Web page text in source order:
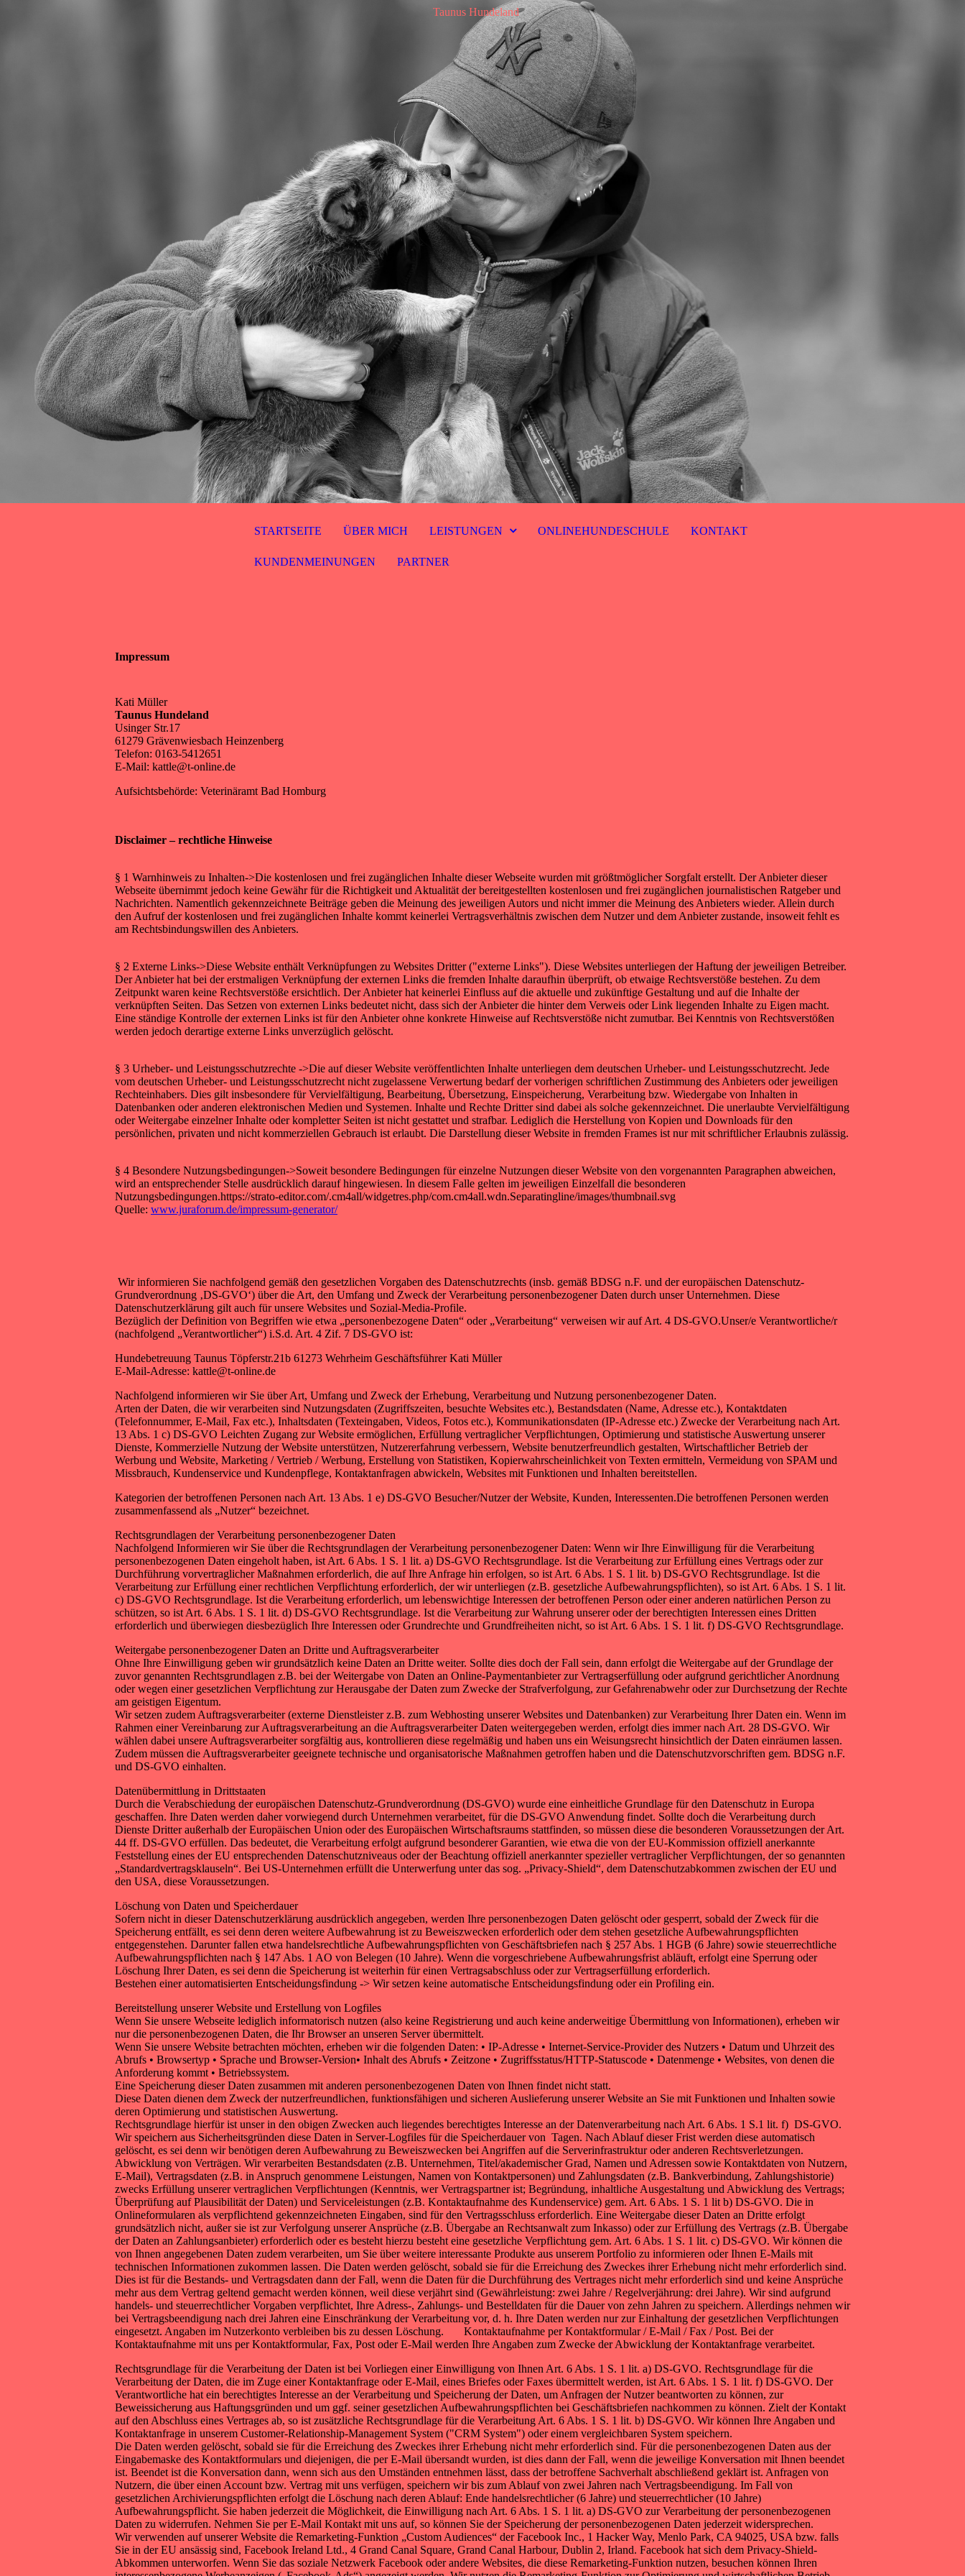
Taunus Hundeland
STARTSEITE ÜBER MICH LEISTUNGEN ONLINEHUNDESCHULE KONTAKT
KUNDENMEINUNGEN PARTNER
Impressum
Kati Müller
Taunus Hundeland
Usinger Str.17
61279 Grävenwiesbach Heinzenberg
Telefon: 0163-5412651
E-Mail: kattle@t-online.de
Aufsichtsbehörde: Veterinäramt Bad Homburg
Disclaimer – rechtliche Hinweise
§ 1 Warnhinweis zu Inhalten->Die kostenlosen und frei zugänglichen Inhalte dieser Webseite wurden mit größtmöglicher Sorgfalt erstellt. Der Anbieter dieser
Webseite übernimmt jedoch keine Gewähr für die Richtigkeit und Aktualität der bereitgestellten kostenlosen und frei zugänglichen journalistischen Ratgeber und
Nachrichten. Namentlich gekennzeichnete Beiträge geben die Meinung des jeweiligen Autors und nicht immer die Meinung des Anbieters wieder. Allein durch
den Aufruf der kostenlosen und frei zugänglichen Inhalte kommt keinerlei Vertragsverhältnis zwischen dem Nutzer und dem Anbieter zustande, insoweit fehlt es
am Rechtsbindungswillen des Anbieters.
§ 2 Externe Links->Diese Website enthält Verknüpfungen zu Websites Dritter ("externe Links"). Diese Websites unterliegen der Haftung der jeweiligen Betreiber.
Der Anbieter hat bei der erstmaligen Verknüpfung der externen Links die fremden Inhalte daraufhin überprüft, ob etwaige Rechtsverstöße bestehen. Zu dem
Zeitpunkt waren keine Rechtsverstöße ersichtlich. Der Anbieter hat keinerlei Einfluss auf die aktuelle und zukünftige Gestaltung und auf die Inhalte der
verknüpften Seiten. Das Setzen von externen Links bedeutet nicht, dass sich der Anbieter die hinter dem Verweis oder Link liegenden Inhalte zu Eigen macht.
Eine ständige Kontrolle der externen Links ist für den Anbieter ohne konkrete Hinweise auf Rechtsverstöße nicht zumutbar. Bei Kenntnis von Rechtsverstößen
werden jedoch derartige externe Links unverzüglich gelöscht.
§ 3 Urheber- und Leistungsschutzrechte ->Die auf dieser Website veröffentlichten Inhalte unterliegen dem deutschen Urheber- und Leistungsschutzrecht. Jede
vom deutschen Urheber- und Leistungsschutzrecht nicht zugelassene Verwertung bedarf der vorherigen schriftlichen Zustimmung des Anbieters oder jeweiligen
Rechteinhabers. Dies gilt insbesondere für Vervielfältigung, Bearbeitung, Übersetzung, Einspeicherung, Verarbeitung bzw. Wiedergabe von Inhalten in
Datenbanken oder anderen elektronischen Medien und Systemen. Inhalte und Rechte Dritter sind dabei als solche gekennzeichnet. Die unerlaubte Vervielfältigung
oder Weitergabe einzelner Inhalte oder kompletter Seiten ist nicht gestattet und strafbar. Lediglich die Herstellung von Kopien und Downloads für den
persönlichen, privaten und nicht kommerziellen Gebrauch ist erlaubt. Die Darstellung dieser Website in fremden Frames ist nur mit schriftlicher Erlaubnis zulässig.
§ 4 Besondere Nutzungsbedingungen->Soweit besondere Bedingungen für einzelne Nutzungen dieser Website von den vorgenannten Paragraphen abweichen,
wird an entsprechender Stelle ausdrücklich darauf hingewiesen. In diesem Falle gelten im jeweiligen Einzelfall die besonderen
Nutzungsbedingungen.https://strato-editor.com/.cm4all/widgetres.php/com.cm4all.wdn.Separatingline/images/thumbnail.svg
Quelle: www.juraforum.de/impressum-generator/
Wir informieren Sie nachfolgend gemäß den gesetzlichen Vorgaben des Datenschutzrechts (insb. gemäß BDSG n.F. und der europäischen Datenschutz-
Grundverordnung ‚DS-GVO‘) über die Art, den Umfang und Zweck der Verarbeitung personenbezogener Daten durch unser Unternehmen. Diese
Datenschutzerklärung gilt auch für unsere Websites und Sozial-Media-Profile.
Bezüglich der Definition von Begriffen wie etwa „personenbezogene Daten“ oder „Verarbeitung“ verweisen wir auf Art. 4 DS-GVO.Unser/e Verantwortliche/r
(nachfolgend „Verantwortlicher“) i.S.d. Art. 4 Zif. 7 DS-GVO ist:
Hundebetreuung Taunus Töpferstr.21b 61273 Wehrheim Geschäftsführer Kati Müller
E-Mail-Adresse: kattle@t-online.de
Nachfolgend informieren wir Sie über Art, Umfang und Zweck der Erhebung, Verarbeitung und Nutzung personenbezogener Daten.
Arten der Daten, die wir verarbeiten sind Nutzungsdaten (Zugriffszeiten, besuchte Websites etc.), Bestandsdaten (Name, Adresse etc.), Kontaktdaten
(Telefonnummer, E-Mail, Fax etc.), Inhaltsdaten (Texteingaben, Videos, Fotos etc.), Kommunikationsdaten (IP-Adresse etc.) Zwecke der Verarbeitung nach Art.
13 Abs. 1 c) DS-GVO Leichten Zugang zur Website ermöglichen, Erfüllung vertraglicher Verpflichtungen, Optimierung und statistische Auswertung unserer
Dienste, Kommerzielle Nutzung der Website unterstützen, Nutzererfahrung verbessern, Website benutzerfreundlich gestalten, Wirtschaftlicher Betrieb der
Werbung und Website, Marketing / Vertrieb / Werbung, Erstellung von Statistiken, Kopierwahrscheinlichkeit von Texten ermitteln, Vermeidung von SPAM und
Missbrauch, Kundenservice und Kundenpflege, Kontaktanfragen abwickeln, Websites mit Funktionen und Inhalten bereitstellen.
Kategorien der betroffenen Personen nach Art. 13 Abs. 1 e) DS-GVO Besucher/Nutzer der Website, Kunden, Interessenten.Die betroffenen Personen werden
zusammenfassend als „Nutzer“ bezeichnet.
Rechtsgrundlagen der Verarbeitung personenbezogener Daten
Nachfolgend Informieren wir Sie über die Rechtsgrundlagen der Verarbeitung personenbezogener Daten: Wenn wir Ihre Einwilligung für die Verarbeitung
personenbezogenen Daten eingeholt haben, ist Art. 6 Abs. 1 S. 1 lit. a) DS-GVO Rechtsgrundlage. Ist die Verarbeitung zur Erfüllung eines Vertrags oder zur
Durchführung vorvertraglicher Maßnahmen erforderlich, die auf Ihre Anfrage hin erfolgen, so ist Art. 6 Abs. 1 S. 1 lit. b) DS-GVO Rechtsgrundlage. Ist die
Verarbeitung zur Erfüllung einer rechtlichen Verpflichtung erforderlich, der wir unterliegen (z.B. gesetzliche Aufbewahrungspflichten), so ist Art. 6 Abs. 1 S. 1 lit.
c) DS-GVO Rechtsgrundlage. Ist die Verarbeitung erforderlich, um lebenswichtige Interessen der betroffenen Person oder einer anderen natürlichen Person zu
schützen, so ist Art. 6 Abs. 1 S. 1 lit. d) DS-GVO Rechtsgrundlage. Ist die Verarbeitung zur Wahrung unserer oder der berechtigten Interessen eines Dritten
erforderlich und überwiegen diesbezüglich Ihre Interessen oder Grundrechte und Grundfreiheiten nicht, so ist Art. 6 Abs. 1 S. 1 lit. f) DS-GVO Rechtsgrundlage.
Weitergabe personenbezogener Daten an Dritte und Auftragsverarbeiter
Ohne Ihre Einwilligung geben wir grundsätzlich keine Daten an Dritte weiter. Sollte dies doch der Fall sein, dann erfolgt die Weitergabe auf der Grundlage der
zuvor genannten Rechtsgrundlagen z.B. bei der Weitergabe von Daten an Online-Paymentanbieter zur Vertragserfüllung oder aufgrund gerichtlicher Anordnung
oder wegen einer gesetzlichen Verpflichtung zur Herausgabe der Daten zum Zwecke der Strafverfolgung, zur Gefahrenabwehr oder zur Durchsetzung der Rechte
am geistigen Eigentum.
Wir setzen zudem Auftragsverarbeiter (externe Dienstleister z.B. zum Webhosting unserer Websites und Datenbanken) zur Verarbeitung Ihrer Daten ein. Wenn im
Rahmen einer Vereinbarung zur Auftragsverarbeitung an die Auftragsverarbeiter Daten weitergegeben werden, erfolgt dies immer nach Art. 28 DS-GVO. Wir
wählen dabei unsere Auftragsverarbeiter sorgfältig aus, kontrollieren diese regelmäßig und haben uns ein Weisungsrecht hinsichtlich der Daten einräumen lassen.
Zudem müssen die Auftragsverarbeiter geeignete technische und organisatorische Maßnahmen getroffen haben und die Datenschutzvorschriften gem. BDSG n.F.
und DS-GVO einhalten.
Datenübermittlung in Drittstaaten
Durch die Verabschiedung der europäischen Datenschutz-Grundverordnung (DS-GVO) wurde eine einheitliche Grundlage für den Datenschutz in Europa
geschaffen. Ihre Daten werden daher vorwiegend durch Unternehmen verarbeitet, für die DS-GVO Anwendung findet. Sollte doch die Verarbeitung durch
Dienste Dritter außerhalb der Europäischen Union oder des Europäischen Wirtschaftsraums stattfinden, so müssen diese die besonderen Voraussetzungen der Art.
44 ff. DS-GVO erfüllen. Das bedeutet, die Verarbeitung erfolgt aufgrund besonderer Garantien, wie etwa die von der EU-Kommission offiziell anerkannte
Feststellung eines der EU entsprechenden Datenschutzniveaus oder der Beachtung offiziell anerkannter spezieller vertraglicher Verpflichtungen, der so genannten
„Standardvertragsklauseln“. Bei US-Unternehmen erfüllt die Unterwerfung unter das sog. „Privacy-Shield“, dem Datenschutzabkommen zwischen der EU und
den USA, diese Voraussetzungen.
Löschung von Daten und Speicherdauer
Sofern nicht in dieser Datenschutzerklärung ausdrücklich angegeben, werden Ihre personenbezogen Daten gelöscht oder gesperrt, sobald der Zweck für die
Speicherung entfällt, es sei denn deren weitere Aufbewahrung ist zu Beweiszwecken erforderlich oder dem stehen gesetzliche Aufbewahrungspflichten
entgegenstehen. Darunter fallen etwa handelsrechtliche Aufbewahrungspflichten von Geschäftsbriefen nach § 257 Abs. 1 HGB (6 Jahre) sowie steuerrechtliche
Aufbewahrungspflichten nach § 147 Abs. 1 AO von Belegen (10 Jahre). Wenn die vorgeschriebene Aufbewahrungsfrist abläuft, erfolgt eine Sperrung oder
Löschung Ihrer Daten, es sei denn die Speicherung ist weiterhin für einen Vertragsabschluss oder zur Vertragserfüllung erforderlich.
Bestehen einer automatisierten Entscheidungsfindung -> Wir setzen keine automatische Entscheidungsfindung oder ein Profiling ein.
Bereitstellung unserer Website und Erstellung von Logfiles
Wenn Sie unsere Webseite lediglich informatorisch nutzen (also keine Registrierung und auch keine anderweitige Übermittlung von Informationen), erheben wir
nur die personenbezogenen Daten, die Ihr Browser an unseren Server übermittelt.
Wenn Sie unsere Website betrachten möchten, erheben wir die folgenden Daten: • IP-Adresse • Internet-Service-Provider des Nutzers • Datum und Uhrzeit des
Abrufs • Browsertyp • Sprache und Browser-Version• Inhalt des Abrufs • Zeitzone • Zugriffsstatus/HTTP-Statuscode • Datenmenge • Websites, von denen die
Anforderung kommt • Betriebssystem.
Eine Speicherung dieser Daten zusammen mit anderen personenbezogenen Daten von Ihnen findet nicht statt.
Diese Daten dienen dem Zweck der nutzerfreundlichen, funktionsfähigen und sicheren Auslieferung unserer Website an Sie mit Funktionen und Inhalten sowie
deren Optimierung und statistischen Auswertung.
Rechtsgrundlage hierfür ist unser in den obigen Zwecken auch liegendes berechtigtes Interesse an der Datenverarbeitung nach Art. 6 Abs. 1 S.1 lit. f) DS-GVO.
Wir speichern aus Sicherheitsgründen diese Daten in Server-Logfiles für die Speicherdauer von Tagen. Nach Ablauf dieser Frist werden diese automatisch
gelöscht, es sei denn wir benötigen deren Aufbewahrung zu Beweiszwecken bei Angriffen auf die Serverinfrastruktur oder anderen Rechtsverletzungen.
Abwicklung von Verträgen. Wir verarbeiten Bestandsdaten (z.B. Unternehmen, Titel/akademischer Grad, Namen und Adressen sowie Kontaktdaten von Nutzern,
E-Mail), Vertragsdaten (z.B. in Anspruch genommene Leistungen, Namen von Kontaktpersonen) und Zahlungsdaten (z.B. Bankverbindung, Zahlungshistorie)
zwecks Erfüllung unserer vertraglichen Verpflichtungen (Kenntnis, wer Vertragspartner ist; Begründung, inhaltliche Ausgestaltung und Abwicklung des Vertrags;
Überprüfung auf Plausibilität der Daten) und Serviceleistungen (z.B. Kontaktaufnahme des Kundenservice) gem. Art. 6 Abs. 1 S. 1 lit b) DS-GVO. Die in
Onlineformularen als verpflichtend gekennzeichneten Eingaben, sind für den Vertragsschluss erforderlich. Eine Weitergabe dieser Daten an Dritte erfolgt
grundsätzlich nicht, außer sie ist zur Verfolgung unserer Ansprüche (z.B. Übergabe an Rechtsanwalt zum Inkasso) oder zur Erfüllung des Vertrags (z.B. Übergabe
der Daten an Zahlungsanbieter) erforderlich oder es besteht hierzu besteht eine gesetzliche Verpflichtung gem. Art. 6 Abs. 1 S. 1 lit. c) DS-GVO. Wir können die
von Ihnen angegebenen Daten zudem verarbeiten, um Sie über weitere interessante Produkte aus unserem Portfolio zu informieren oder Ihnen E-Mails mit
technischen Informationen zukommen lassen. Die Daten werden gelöscht, sobald sie für die Erreichung des Zweckes ihrer Erhebung nicht mehr erforderlich sind.
Dies ist für die Bestands- und Vertragsdaten dann der Fall, wenn die Daten für die Durchführung des Vertrages nicht mehr erforderlich sind und keine Ansprüche
mehr aus dem Vertrag geltend gemacht werden können, weil diese verjährt sind (Gewährleistung: zwei Jahre / Regelverjährung: drei Jahre). Wir sind aufgrund
handels- und steuerrechtlicher Vorgaben verpflichtet, Ihre Adress-, Zahlungs- und Bestelldaten für die Dauer von zehn Jahren zu speichern. Allerdings nehmen wir
bei Vertragsbeendigung nach drei Jahren eine Einschränkung der Verarbeitung vor, d. h. Ihre Daten werden nur zur Einhaltung der gesetzlichen Verpflichtungen
eingesetzt. Angaben im Nutzerkonto verbleiben bis zu dessen Löschung. Kontaktaufnahme per Kontaktformular / E-Mail / Fax / Post. Bei der
Kontaktaufnahme mit uns per Kontaktformular, Fax, Post oder E-Mail werden Ihre Angaben zum Zwecke der Abwicklung der Kontaktanfrage verarbeitet.
Rechtsgrundlage für die Verarbeitung der Daten ist bei Vorliegen einer Einwilligung von Ihnen Art. 6 Abs. 1 S. 1 lit. a) DS-GVO. Rechtsgrundlage für die
Verarbeitung der Daten, die im Zuge einer Kontaktanfrage oder E-Mail, eines Briefes oder Faxes übermittelt werden, ist Art. 6 Abs. 1 S. 1 lit. f) DS-GVO. Der
Verantwortliche hat ein berechtigtes Interesse an der Verarbeitung und Speicherung der Daten, um Anfragen der Nutzer beantworten zu können, zur
Beweissicherung aus Haftungsgründen und um ggf. seiner gesetzlichen Aufbewahrungspflichten bei Geschäftsbriefen nachkommen zu können. Zielt der Kontakt
auf den Abschluss eines Vertrages ab, so ist zusätzliche Rechtsgrundlage für die Verarbeitung Art. 6 Abs. 1 S. 1 lit. b) DS-GVO. Wir können Ihre Angaben und
Kontaktanfrage in unserem Customer-Relationship-Management System ("CRM System") oder einem vergleichbaren System speichern.
Die Daten werden gelöscht, sobald sie für die Erreichung des Zweckes ihrer Erhebung nicht mehr erforderlich sind. Für die personenbezogenen Daten aus der
Eingabemaske des Kontaktformulars und diejenigen, die per E-Mail übersandt wurden, ist dies dann der Fall, wenn die jeweilige Konversation mit Ihnen beendet
ist. Beendet ist die Konversation dann, wenn sich aus den Umständen entnehmen lässt, dass der betroffene Sachverhalt abschließend geklärt ist. Anfragen von
Nutzern, die über einen Account bzw. Vertrag mit uns verfügen, speichern wir bis zum Ablauf von zwei Jahren nach Vertragsbeendigung. Im Fall von
gesetzlichen Archivierungspflichten erfolgt die Löschung nach deren Ablauf: Ende handelsrechtlicher (6 Jahre) und steuerrechtlicher (10 Jahre)
Aufbewahrungspflicht. Sie haben jederzeit die Möglichkeit, die Einwilligung nach Art. 6 Abs. 1 S. 1 lit. a) DS-GVO zur Verarbeitung der personenbezogenen
Daten zu widerrufen. Nehmen Sie per E-Mail Kontakt mit uns auf, so können Sie der Speicherung der personenbezogenen Daten jederzeit widersprechen.
Wir verwenden auf unserer Website die Remarketing-Funktion „Custom Audiences“ der Facebook Inc., 1 Hacker Way, Menlo Park, CA 94025, USA bzw. falls
Sie in der EU ansässig sind, Facebook Ireland Ltd., 4 Grand Canal Square, Grand Canal Harbour, Dublin 2, Irland. Facebook hat sich dem Privacy-Shield-
Abkommen unterworfen. Wenn Sie das soziale Netzwerk Facebook oder andere Websites, die diese Remarketing-Funktion nutzen, besuchen können Ihren